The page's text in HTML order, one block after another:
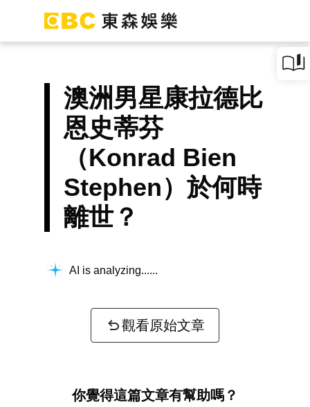
澳洲男星康拉德比
恩史蒂芬
（Konrad Bien
Stephen）於何時
離世？
AI is analyzing...
觀看原始文章
你覺得這篇文章有幫助嗎？